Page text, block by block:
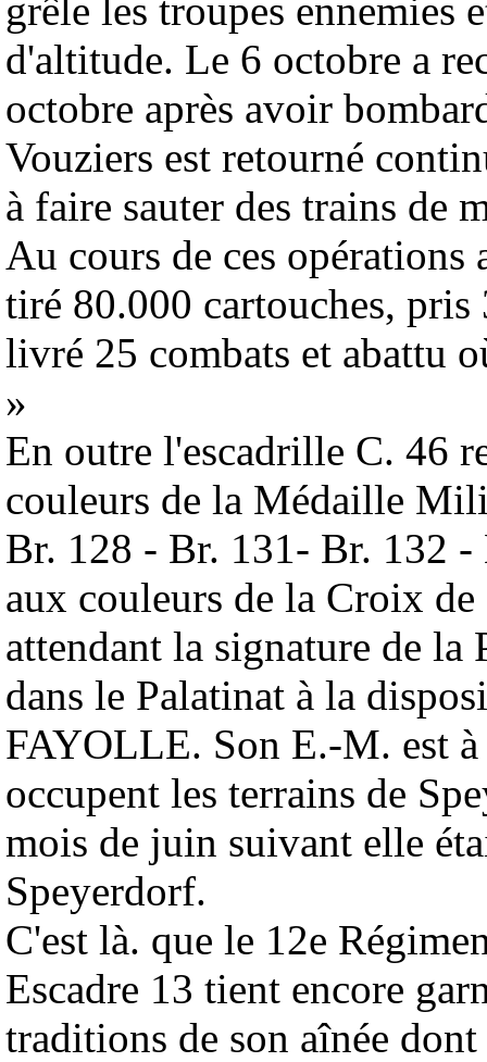
grêle les troupes ennemies
d'altitude. Le 6 octobre a
octobre après avoir
Vouziers est retourné
à faire sauter des trains de
Au cours de ces
tiré 80.000 cartouches,
livré 25 combats et abattu
»
En outre l'escadrille C. 46
couleurs de la Médaille
Br. 128 - Br. 131- Br. 132 -
aux couleurs de la Croix
attendant la signature de la
dans le Palatinat à la
FAYOLLE. Son E.-M. est
occupent les terrains de
mois de juin suivant elle
Speyerdorf.
C'est là. que le 12e
Escadre 13 tient encore
traditions de son aînée